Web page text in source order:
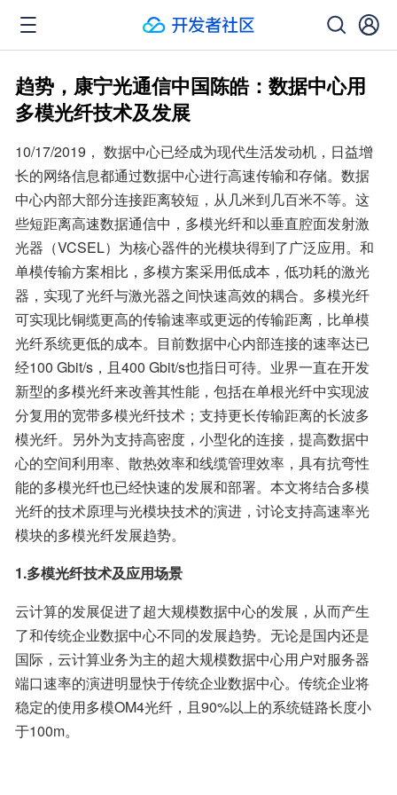
趋势，康宁光通信中国陈皓：数据中心用
多模光纤技术及发展
10/17/2019， 数据中心已经成为现代生活发动机，日益增
长的网络信息都通过数据中心进行高速传输和存储。数据
中心内部大部分连接距离较短，从几米到几百米不等。这
些短距离高速数据通信中，多模光纤和以垂直腔面发射激
光器（VCSEL）为核心器件的光模块得到了广泛应用。和
单模传输方案相比，多模方案采用低成本，低功耗的激光
器，实现了光纤与激光器之间快速高效的耦合。多模光纤
可实现比铜缆更高的传输速率或更远的传输距离，比单模
光纤系统更低的成本。目前数据中心内部连接的速率达已
经100 Gbit/s，且400 Gbit/s也指日可待。业界一直在开发
新型的多模光纤来改善其性能，包括在单根光纤中实现波
分复用的宽带多模光纤技术；支持更长传输距离的长波多
模光纤。另外为支持高密度，小型化的连接，提高数据中
心的空间利用率、散热效率和线缆管理效率，具有抗弯性
能的多模光纤也已经快速的发展和部署。本文将结合多模
光纤的技术原理与光模块技术的演进，讨论支持高速率光
模块的多模光纤发展趋势。
1.多模光纤技术及应用场景
云计算的发展促进了超大规模数据中心的发展，从而产生
了和传统企业数据中心不同的发展趋势。无论是国内还是
国际，云计算业务为主的超大规模数据中心用户对服务器
端口速率的演进明显快于传统企业数据中心。传统企业将
稳定的使用多模OM4光纤，且90%以上的系统链路长度小
于100m。